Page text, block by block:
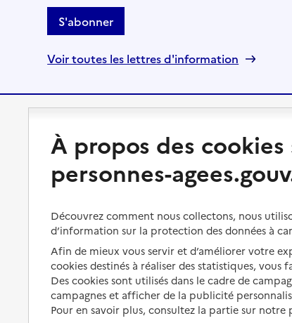
S'abonner
Voir toutes les lettres d'information
et droits
s'équiper
santé
Organiser à l'avance sa propre
protection
Les mesures de protection
Bénéficier de soins à
Aides financières
Solutions d'accueil
Partager son logement
Vivre à domicile avec une
maladie ou un handicap
À propos des
personnes-
Découvrez comment nous collectons, nous
d’information sur la protection des données à
Afin de mieux vous servir et d’améliorer votre
cookies destinés à réaliser des statistiques,
Des cookies sont utilisés dans le cadre de
campagnes et afficher de la publicité
Pour en savoir plus, consultez la partie sur